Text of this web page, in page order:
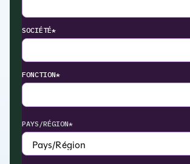
SOCIÉTÉ*
FONCTION*
PAYS/RÉGION*